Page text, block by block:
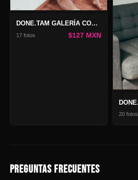
DONE.TAM GALERÍA COOL BREEZE 2
17 fotos $127 MXN
20 fotos
PREGUNTAS FRECUENTES